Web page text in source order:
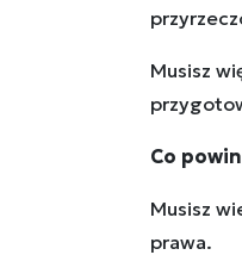
Musisz
Co
Musisz
prawa.